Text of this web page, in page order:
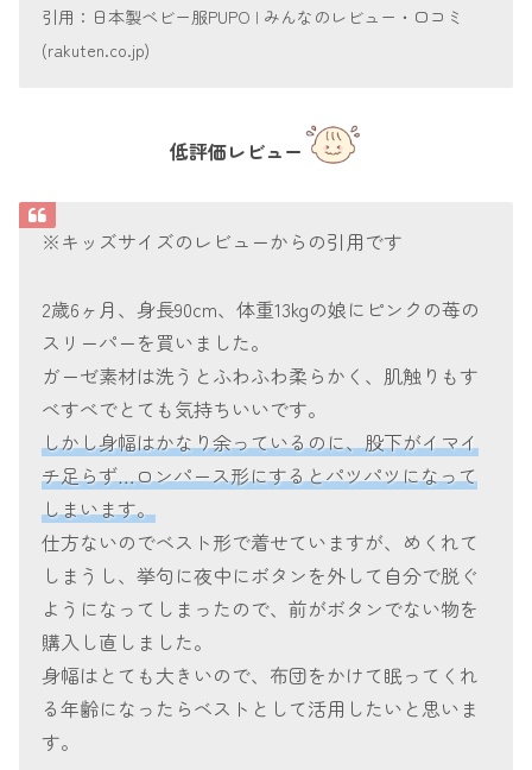
引用：日本製ベビー服PUPO | みんなのレビュー・口コミ
(rakuten.co.jp)
低評価レビュー
※キッズサイズのレビューからの引用です
2歳6ヶ月、身長90cm、体重13kgの娘にピンクの苺の
スリーパーを買いました。
ガーゼ素材は洗うとふわふわ柔らかく、肌触りもす
べすべでとても気持ちいいです。
しかし身幅はかなり余っているのに、股下がイマイ
チ足らず…ロンパース形にするとパツパツになって
しまいます。
仕方ないのでベスト形で着せていますが、めくれて
しまうし、挙句に夜中にボタンを外して自分で脱ぐ
ようになってしまったので、前がボタンでない物を
購入し直しました。
身幅はとても大きいので、布団をかけて眠ってくれ
る年齢になったらベストとして活用したいと思いま
す。